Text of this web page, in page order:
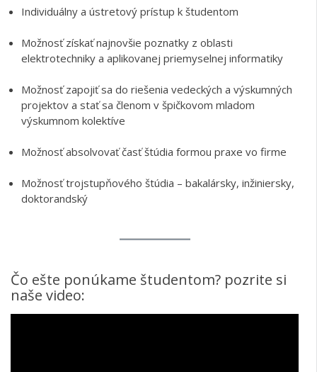
Individuálny a ústretový prístup k študentom
Možnosť získať najnovšie poznatky z oblasti
elektrotechniky a aplikovanej priemyselnej informatiky
Možnosť zapojiť sa do riešenia vedeckých a výskumných
projektov a stať sa členom v špičkovom mladom
výskumnom kolektíve
Možnosť absolvovať časť štúdia formou praxe vo firme
Možnosť trojstupňového štúdia – bakalársky, inžiniersky,
doktorandský
Čo ešte ponúkame študentom? pozrite si
naše video: